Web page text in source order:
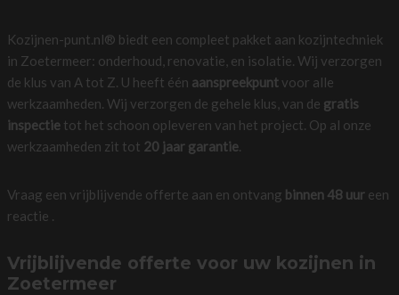
Kozijnen-punt.nl® biedt een compleet pakket aan kozijntechniek
in Zoetermeer: onderhoud, renovatie, en isolatie. Wij verzorgen
de klus van A tot Z. U heeft één aanspreekpuntvoor alle
werkzaamheden. Wij verzorgen de gehele klus, van de gratis
inspectietot het schoon opleveren van het project. Op al onze
werkzaamheden zit tot 20 jaar garantie.
Vraag een vrijblijvende offerte aan en ontvang binnen 48 uureen
reactie .
Vrijblijvende offerte voor uw kozijnen in
Zoetermeer